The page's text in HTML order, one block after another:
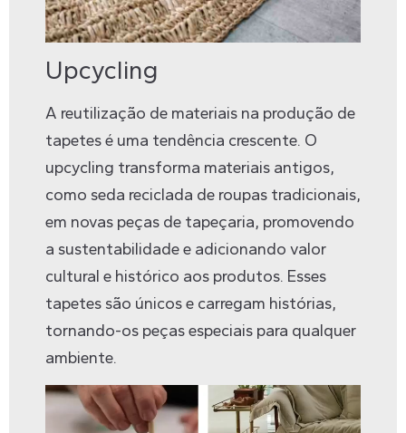
Upcycling
A reutilização de materiais na produção de
tapetes é uma tendência crescente. O
upcycling transforma materiais antigos,
como seda reciclada de roupas tradicionais,
em novas peças de tapeçaria, promovendo
a sustentabilidade e adicionando valor
cultural e histórico aos produtos. Esses
tapetes são únicos e carregam histórias,
tornando-os peças especiais para qualquer
ambiente.
Tocador